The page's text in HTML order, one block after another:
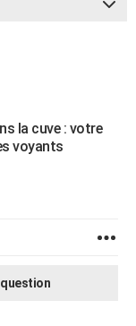
la cuve : votre
voyants